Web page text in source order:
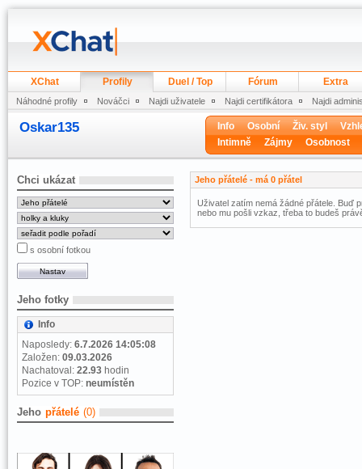
XChat Profily Duel / Top Fórum Extra
Náhodné profily Nováčci Najdi uživatele Najdi certifikátora Najdi
Oskar135 Info Osobní Živ. styl
Intimně
Zájmy Osobnost
Chci ukázat
s osobní fotkou
Jeho fotky
Info
Naposledy: 6.7.2026 14:05:08
Založen: 09.03.2026
Nachatoval: 22.93 hodin
Pozice v TOP: neumístěn
Jeho přátelé (0)
Jeho přátelé - má 0 přátel
Uživatel zatím nemá žádné přátele. Buď
nebo mu pošli vzkaz, třeba to budeš